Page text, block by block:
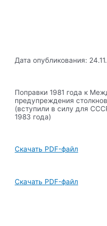
Дата опубликования:
Поправки 1981 года к
предупреждения
(вступили в силу для
1983 года)
Скачать PDF-файл
Скачать PDF-файл